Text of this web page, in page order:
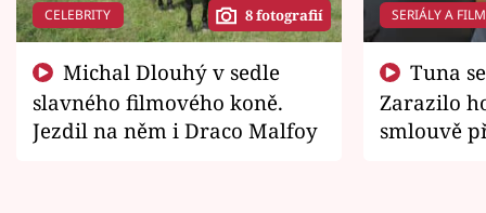
CELEBRITY 8 fotografií
slavného filmového koně.
Jezdil na něm i Draco Malfoy
SERIÁLY A
Zarazilo
smlouvě